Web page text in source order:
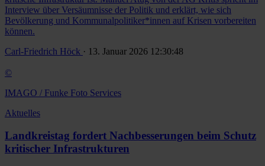
Interview über Versäumnisse der Politik und erklärt, wie sich
Bevölkerung und Kommunalpolitiker*innen auf Krisen vorbereiten
können.
Carl-Friedrich Höck · 13. Januar 2026 12:30:48
©
IMAGO / Funke Foto Services
Aktuelles
Landkreistag fordert Nachbesserungen beim Schutz
kritischer Infrastrukturen